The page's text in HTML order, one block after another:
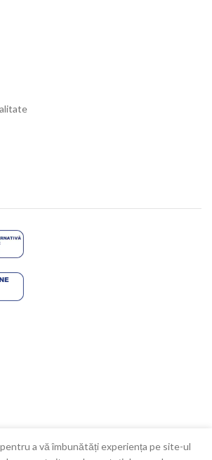
a vă îmbunătăți experiența pe site-ul